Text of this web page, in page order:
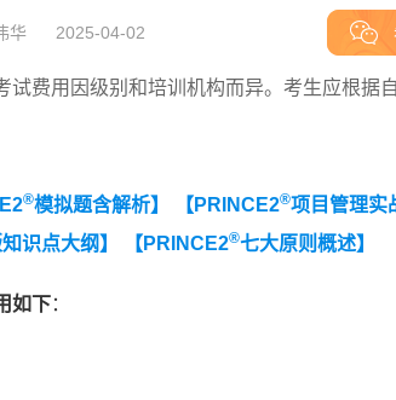
华 2025-04-02
试费用因级别和培训机构而异。考生应根据
®模拟题含解析】 【PRINCE2®项目管理实
识点大纲】 【PRINCE2®七大原则概述】
如下：